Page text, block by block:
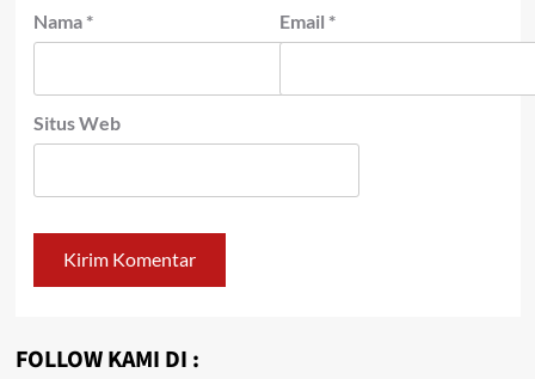
Nama * Email *
Situs Web
FOLLOW KAMI DI :